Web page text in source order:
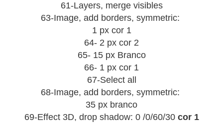
61-Layers, merge visibles
63-Image, add borders, symmetric:
1 px cor 1
64- 2 px cor 2
65- 15 px Branco
66- 1 px cor 1
67-Select all
68-Image, add borders, symmetric:
35 px branco
69-Effect 3D, drop shadow: 0 /0/60/30 cor 1